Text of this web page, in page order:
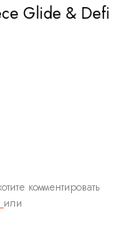
Glide & Defi
комментировать
или